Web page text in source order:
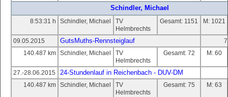
Schindler, Michael
8:53:31 h Schindler, Michael
TV
Helmbrechts
Gesamt: 1151 M: 1021
09.05.2015 GutsMuths-Rennsteiglauf
140.487 km
Schindler, Michael
TV
Helmbrechts
Gesamt: 72 M: 60
27.-28.06.2015 24-Stundenlauf in Reichenbach - DUV-DM
140.487 km Schindler, Michael
TV
Helmbrechts
Gesamt: 75 M: 63